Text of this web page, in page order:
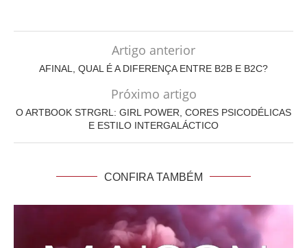
Artigo anterior
AFINAL, QUAL É A DIFERENÇA ENTRE B2B E B2C?
Próximo artigo
O ARTBOOK STRGRL: GIRL POWER, CORES PSICODÉLICAS
E ESTILO INTERGALÁCTICO
CONFIRA TAMBÉM